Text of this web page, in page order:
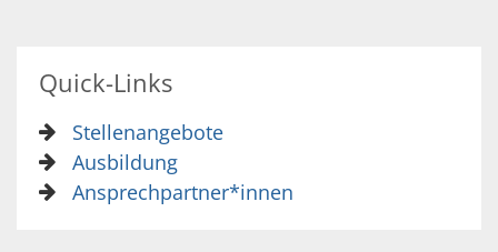
Quick-Links
Stellenangebote
Ausbildung
Ansprechpartner*innen